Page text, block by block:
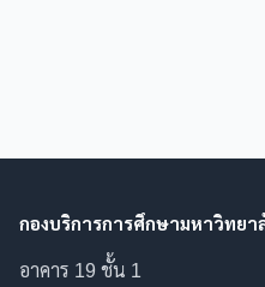
กองบริการการศึกษามหาวิทย
อาคาร 19 ชั้น 1